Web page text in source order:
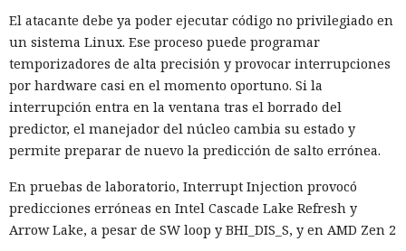
El atacante debe ya poder ejecutar código no privilegiado en
un sistema Linux. Ese proceso puede programar
temporizadores de alta precisión y provocar interrupciones
por hardware casi en el momento oportuno. Si la
interrupción entra en la ventana tras el borrado del
predictor, el manejador del núcleo cambia su estado y
permite preparar de nuevo la predicción de salto errónea.
En pruebas de laboratorio, Interrupt Injection provocó
predicciones erróneas en Intel Cascade Lake Refresh y
Arrow Lake, a pesar de SW loop y BHI_DIS_S, y en AMD Zen 2